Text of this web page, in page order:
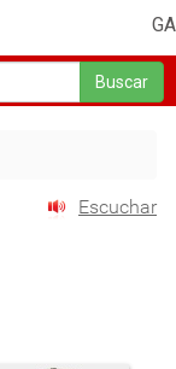
GA
Buscar
Escuchar